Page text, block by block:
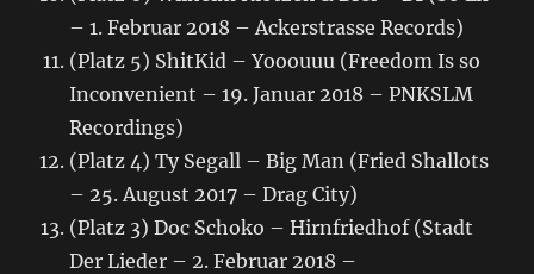
– 1. Februar 2018 – Ackerstrasse Records)
(Platz 5) ShitKid – Yooouuu (Freedom Is so
Inconvenient – 19. Januar 2018 – PNKSLM
Recordings)
(Platz 4) Ty Segall – Big Man (Fried Shallots
– 25. August 2017 – Drag City)
(Platz 3) Doc Schoko – Hirnfriedhof (Stadt
Der Lieder – 2. Februar 2018 –